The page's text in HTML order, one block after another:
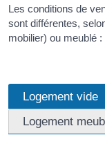
Les conditions de
sont différentes,
mobilier) ou meublé :
Logement vide
Logement